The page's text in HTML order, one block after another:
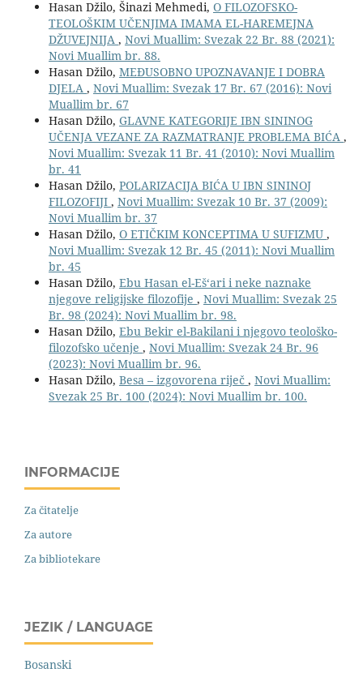
Hasan Džilo, Šinazi Mehmedi, O FILOZOFSKO-
TEOLOŠKIM UČENJIMA IMAMA EL-HAREMEJNA
DŽUVEJNIJA , Novi Muallim: Svezak 22 Br. 88 (2021):
Novi Muallim br. 88.
Hasan Džilo, MEĐUSOBNO UPOZNAVANJE I DOBRA
DJELA , Novi Muallim: Svezak 17 Br. 67 (2016): Novi
Muallim br. 67
Hasan Džilo, GLAVNE KATEGORIJE IBN SININOG
UČENJA VEZANE ZA RAZMATRANJE PROBLEMA BIĆA ,
Novi Muallim: Svezak 11 Br. 41 (2010): Novi Muallim
br. 41
Hasan Džilo, POLARIZACIJA BIĆA U IBN SININOJ
FILOZOFIJI , Novi Muallim: Svezak 10 Br. 37 (2009):
Novi Muallim br. 37
Hasan Džilo, O ETIČKIM KONCEPTIMA U SUFIZMU ,
Novi Muallim: Svezak 12 Br. 45 (2011): Novi Muallim
br. 45
Hasan Džilo, Ebu Hasan el-Eš‘ari i neke naznake
njegove religijske filozofije , Novi Muallim: Svezak 25
Br. 98 (2024): Novi Muallim br. 98.
Hasan Džilo, Ebu Bekir el-Bakilani i njegovo teološko-
filozofsko učenjе , Novi Muallim: Svezak 24 Br. 96
(2023): Novi Muallim br. 96.
Hasan Džilo, Besa – izgovorena riječ , Novi Muallim:
Svezak 25 Br. 100 (2024): Novi Muallim br. 100.
INFORMACIJE
Za čitatelje
Za autore
Za bibliotekare
JEZIK / LANGUAGE
Bosanski